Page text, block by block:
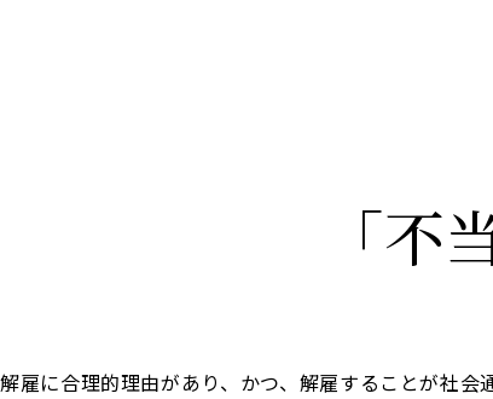
「
解雇に合理的理由があり、かつ、解雇することが社